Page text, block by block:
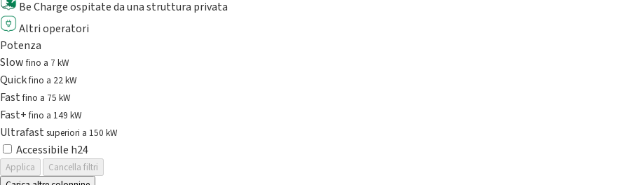
Be Charge ospitate da una struttura privata
Altri operatori
Potenza
Slowfino a 7 kW
Quickfino a 22 kW
Fastfino a 75 kW
Fast+fino a 149 kW
Ultrafast superiori a 150 kW
Accessibile h24
Applica
Cancella filtri